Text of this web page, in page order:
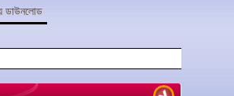
ডাউনলোড